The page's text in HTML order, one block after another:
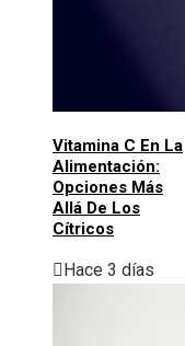
Vitamina C En La
Alimentación:
Opciones Más
Allá De Los
Cítricos
Hace 3 días